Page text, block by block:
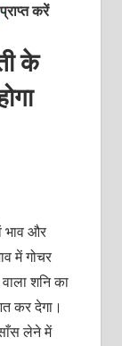
करें
के
भाव और
में गोचर
शनि का
कर देगा।
लेने में